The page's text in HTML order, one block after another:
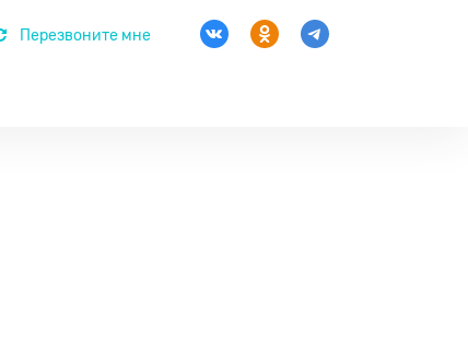
Перезвоните мне